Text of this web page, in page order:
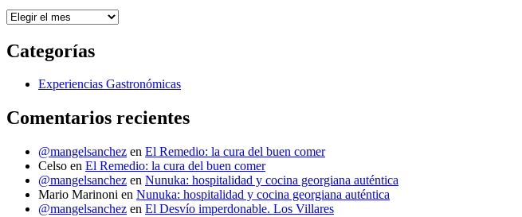
Los
Gastro-
Post
Categorías
Experiencias Gastronómicas
Comentarios recientes
@mangelsanchez en El Remedio: la cura del buen comer
Celso en El Remedio: la cura del buen comer
@mangelsanchez en Nunuka: hospitalidad y cocina georgiana auténtica
Mario Marinoni en Nunuka: hospitalidad y cocina georgiana auténtica
@mangelsanchez en El Desvío imperdonable. Los Villares